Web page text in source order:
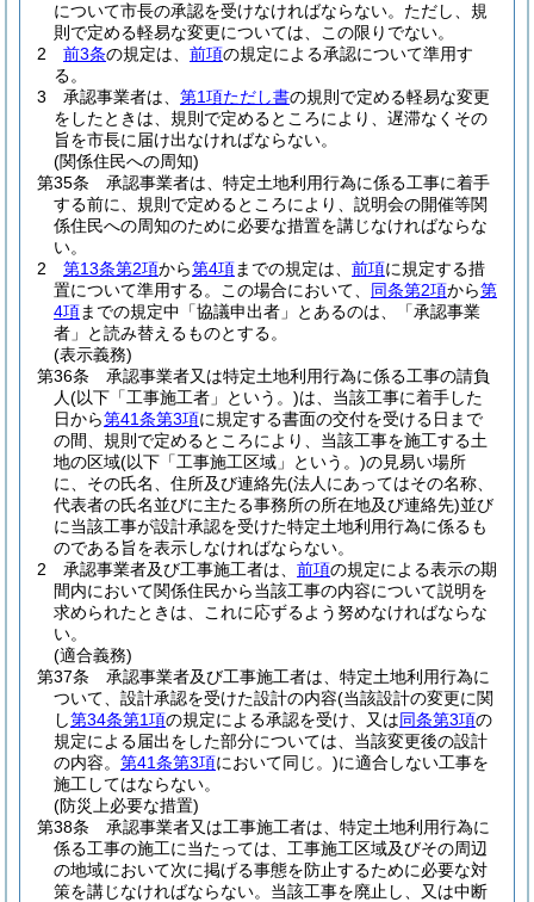
について市長の承認を受けなければならない。 ただし、規
則で定める軽易な変更については、この限りでない。
2
前3条の規定は、 前項の規定による承認について準用す
る。
3
承認事業者は、 第1項ただし書の規則で定める軽易な変更
をしたときは、規則で定めるところにより、遅滞なくその
旨を市長に届け出なければならない。
(関係住民への周知)
第35条
承認事業者は、特定土地利用行為に係る工事に着手
する前に、規則で定めるところにより、説明会の開催等関
係住民への周知のために必要な措置を講じなければならな
い。
2
第13条第2項から第4項までの規定は、 前項に規定する措
置について準用する。
この場合において、 同条第2項から第
4項までの規定中「協議申出者」とあるのは、「承認事業
者」と読み替えるものとする。
(表示義務)
第36条
承認事業者又は特定土地利用行為に係る工事の請負
人(以下「工事施工者」という。)は、当該工事に着手した
日から第41条第3項に規定する書面の交付を受ける日まで
の間、規則で定めるところにより、当該工事を施工する土
地の区域(以下「工事施工区域」という。)の見易い場所
に、その氏名、住所及び連絡先(法人にあってはその名称、
代表者の氏名並びに主たる事務所の所在地及び連絡先)並び
に当該工事が設計承認を受けた特定土地利用行為に係るも
のである旨を表示しなければならない。
2
承認事業者及び工事施工者は、 前項の規定による表示の期
間内において関係住民から当該工事の内容について説明を
求められたときは、これに応ずるよう努めなければならな
い。
(適合義務)
第37条
承認事業者及び工事施工者は、特定土地利用行為に
ついて、設計承認を受けた設計の内容(当該設計の変更に関
し第34条第1項の規定による承認を受け、又は同条第3項の
規定による届出をした部分については、当該変更後の設計
の内容。 第41条第3項において同じ。)に適合しない工事を
施工してはならない。
(防災上必要な措置)
第38条
承認事業者又は工事施工者は、特定土地利用行為に
係る工事の施工に当たっては、工事施工区域及びその周辺
の地域において次に掲げる事態を防止するために必要な対
策を講じなければならない。 当該工事を廃止し、又は中断